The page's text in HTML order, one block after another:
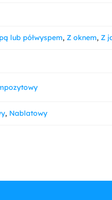
lub półwyspem Z oknem Z
Nablatowy